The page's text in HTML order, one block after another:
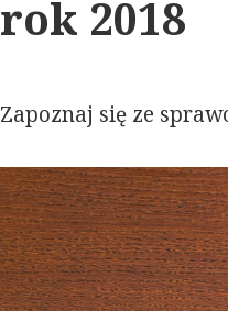
rok 2018
Zapoznaj się ze